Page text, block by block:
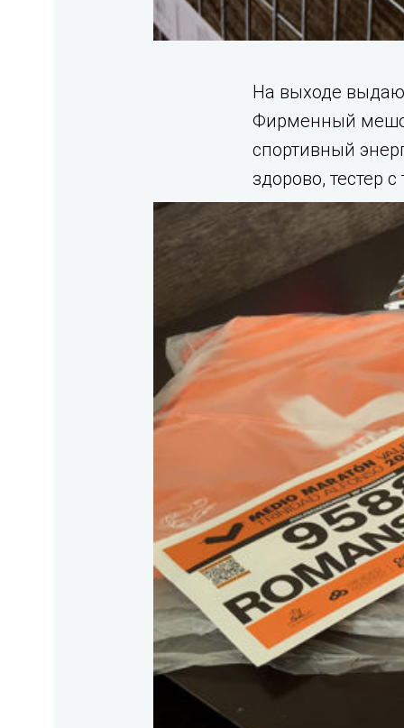
На выходе
Фирменный
спортивный
здорово, тестер